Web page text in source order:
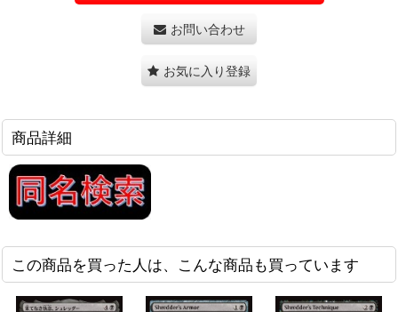
お問い合わせ
お気に入り登録
商品詳細
この商品を買った人は、こんな商品も買っています